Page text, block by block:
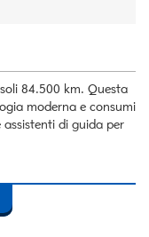
84.500 km. Questa
moderna e consumi
di guida per
84.500 km